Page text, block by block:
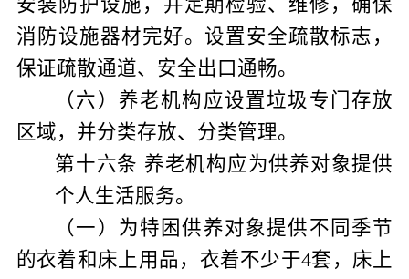
安装防护设施，并定期检验、维修，确保
消防设施器材完好。设置安全疏散标志，
保证疏散通道、安全出口通畅。
（六）养老机构应设置垃圾专门存放
区域，并分类存放、分类管理。
第十六条 养老机构应为供养对象提供
个人生活服务。
（一）为特困供养对象提供不同季节
的衣着和床上用品，衣着不少于4套，床上